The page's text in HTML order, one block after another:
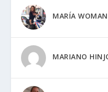
MARÍA
MARIANO